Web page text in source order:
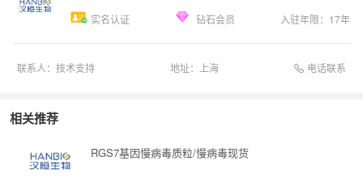
实名认证 钻石会员 入驻年限： 17年
联系人： 技术支持 地址： 上海 电话联系
相关推荐
RGS7基因慢病毒质粒/慢病毒现货